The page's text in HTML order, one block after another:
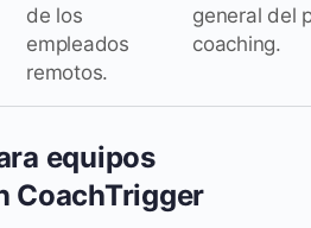
de los
empleados
remotos.
general del
coaching.
equipos
CoachTrigger